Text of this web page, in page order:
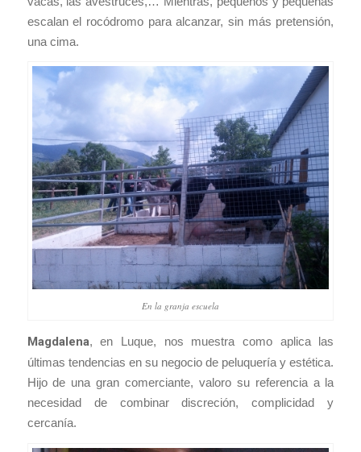
escalan el rocódromo para alcanzar, sin más pretensión,
una cima.
En la granja escuela
Magdalena, en Luque, nos muestra como aplica las
últimas tendencias en su negocio de peluquería y estética.
Hijo de una gran comerciante, valoro su referencia a la
necesidad de combinar discreción, complicidad y
cercanía.